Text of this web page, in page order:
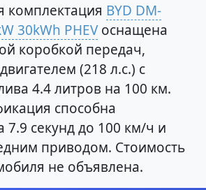
комплектация BYD DM-
30kWh PHEVоснащена
коробкой передач,
(218 л.с.) с
4.4 литров на 100 км.
способна
7.9 секунд до 100 км/ч и
приводом. Стоимость
не объявлена.